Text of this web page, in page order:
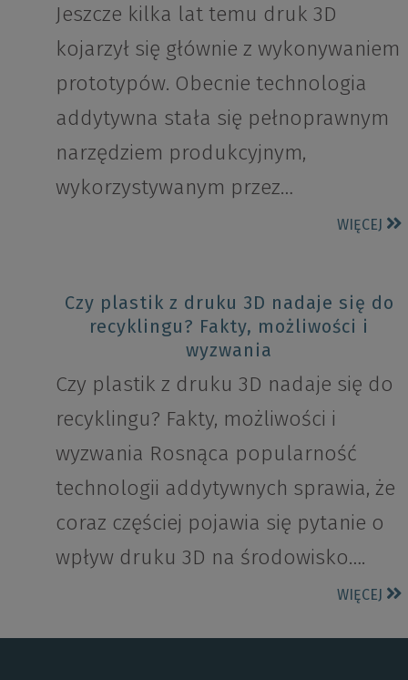
Jeszcze kilka lat temu druk 3D
kojarzył się głównie z wykonywaniem
prototypów. Obecnie technologia
addytywna stała się pełnoprawnym
narzędziem produkcyjnym,
wykorzystywanym przez…
WIĘCEJ
Czy plastik z druku 3D nadaje się do
recyklingu? Fakty, możliwości i
wyzwania
Czy plastik z druku 3D nadaje się do
recyklingu? Fakty, możliwości i
wyzwania Rosnąca popularność
technologii addytywnych sprawia, że
coraz częściej pojawia się pytanie o
wpływ druku 3D na środowisko….
WIĘCEJ